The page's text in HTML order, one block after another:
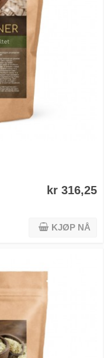
kr 316,25
KJØP NÅ